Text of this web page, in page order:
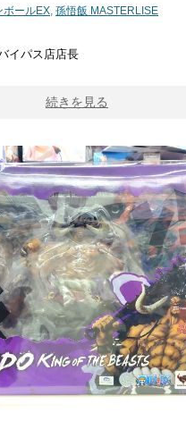
ボールEX, 孫悟飯 ​MASTERLISE
イパス店店長
続きを見る